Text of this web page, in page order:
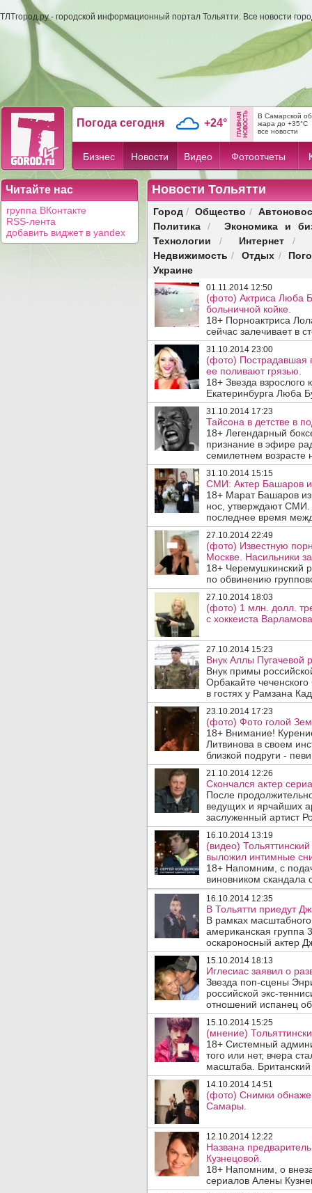
ТЛТгород.ру - городской информационный портал Тольятти. Все новости
Погода сегодня +24°
В Самарской
жара до +35°C
все новости
Бизнес Новости Видео Фотоотчеты
Читайте нас
группа ВКонтакте
RSS-лента
добавить виджет в yandex
Новости Тольятти
Город / Общество /
Политика /
Экономика и
Технологии / Интернет/
Недвижимость / Отдых /
Украине
01.11.2014 12:50
(фото) Актриса Люба
больничной койке.
18+ Порноактриса
сейчас залечивает в
31.10.2014 23:00
(фото) Пострадавшая
ее поливают грязью.
18+ Звезда
Екатеринбурга Люба
31.10.2014 17:23
Тайсона в детстве в
18+ Легендарный
признание в эфире
семилетнем возрасте
31.10.2014 15:15
СМИ: Актер Башаров
18+ Марат Башаров
нос, утверждают СМИ.
последнее время
27.10.2014 22:49
(фото) Известную
Москве. Насильники
18+ Черемушкинский
по обвинению
27.10.2014 18:03
(фото) 1 млн. долл.
с хоккеиста
27.10.2014 15:23
Внук Аллы Пугачевой
Внук примы
Орбакайте
в гостях у Рамзана
23.10.2014 17:23
(фото) Фото голой
18+ Внимание!
Литвинова в своем
близкой подруги -
21.10.2014 12:26
Скончался актер
После
ведущих и ярчайших
заслуженный артист
16.10.2014 13:19
(видео)
выложил интимные
18+ Напомним, с
виновником скандала
16.10.2014 12:35
В Тольятти приедут
В рамках
американская группа
оскароносный актер
15.10.2014 18:13
Иглесиас заявил о
Звезда поп-сцены
российской экс-
отношений испанец
15.10.2014 15:25
(мнение)
18+ Системный
того или нет, вчера
масштаба.
14.10.2014 14:51
(фото) Снимки
Самары.
12.10.2014 12:22
Названа
Кузнецовой.
18+ Напомним, о
сериалов Алены